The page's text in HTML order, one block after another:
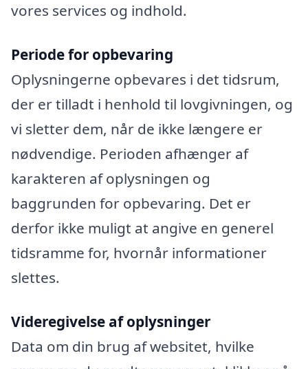
vores services og indhold.
Periode for opbevaring
Oplysningerne opbevares i det tidsrum,
der er tilladt i henhold til lovgivningen, og
vi sletter dem, når de ikke længere er
nødvendige. Perioden afhænger af
karakteren af oplysningen og
baggrunden for opbevaring. Det er
derfor ikke muligt at angive en generel
tidsramme for, hvornår informationer
slettes.
Videregivelse af oplysninger
Data om din brug af websitet, hvilke